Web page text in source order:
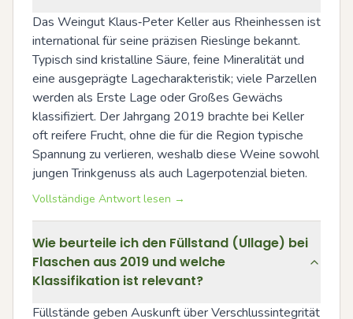
Das Weingut Klaus‑Peter Keller aus Rheinhessen ist
international für seine präzisen Rieslinge bekannt.
Typisch sind kristalline Säure, feine Mineralität und
eine ausgeprägte Lagecharakteristik; viele Parzellen
werden als Erste Lage oder Großes Gewächs
klassifiziert. Der Jahrgang 2019 brachte bei Keller
oft reifere Frucht, ohne die für die Region typische
Spannung zu verlieren, weshalb diese Weine sowohl
jungen Trinkgenuss als auch Lagerpotenzial bieten.
Vollständige Antwort lesen →
Wie beurteile ich den Füllstand (Ullage) bei
Flaschen aus 2019 und welche
Klassifikation ist relevant?
Füllstände geben Auskunft über Verschlussintegrität